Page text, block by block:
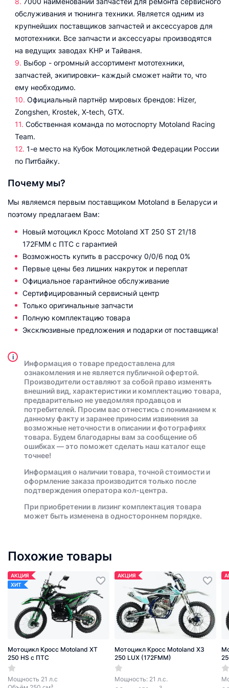
обслуживания и тюнинга техники. Является одним из
крупнейших поставщиков запчастей и аксессуаров для
мототехники. Все запчасти и аксессуары производятся
на ведущих заводах КНР и Тайваня.
Выбор - огромный ассортимент мототехники,
запчастей, экипировки– каждый сможет найти то, что
ему необходимо.
Официальный партнёр мировых брендов: Hizer,
Zongshen, Krostek, X-tech, GTX.
Собственная команда по мотоспорту Motoland Racing
Team.
1-е место на Кубок Мотоциклетной Федерации России
по Питбайку.
Почему мы?
Мы являемся первым поставщиком Motoland в Беларуси и
поэтому предлагаем Вам:
Новый мотоцикл Кросс Motoland XT 250 ST 21/18
172FMM с ПТС с гарантией
Возможность купить в рассрочку 0/0/6 под 0%
Первые цены без лишних накруток и переплат
Официальное гарантийное обслуживание
Сертифицированный сервисный центр
Только оригинальные запчасти
Полную комплектацию товара
Эксклюзивные предложения и подарки от поставщика!
i
Информация о товаре предоставлена для
ознакомления и не является публичной офертой.
Производители оставляют за собой право изменять
внешний вид, характеристики и комплектацию товара,
предварительно не уведомляя продавцов и
потребителей. Просим вас отнестись с пониманием к
данному факту и заранее приносим извинения за
возможные неточности в описании и фотографиях
товара. Будем благодарны вам за сообщение об
ошибках — это поможет сделать наш каталог еще
точнее!
Информация о наличии товара, точной стоимости и
оформление заказа производится только после
подтверждения оператора кол-центра.
При приобретении в лизинг комплектация товара
может быть изменена в одностороннем порядке.
Похожие товары
АКЦИЯ
ХИТ
Мотоцикл Кросс Motoland XT
250 HS с ПТС
Мощность 21 л.с
АКЦИЯ
Мотоцикл Кросс Motoland X3
250 LUX (172FMM)
Мощность: 21 л.с.